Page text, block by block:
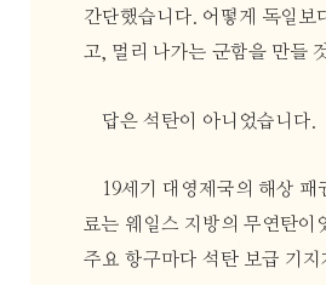
간단했습니다. 어떻게 독일보
고, 멀리 나가는 군함을 만들
답은 석탄이 아니었습니다.
19세기 대영제국의 해상 패
료는 웨일스 지방의 무연탄이
주요 항구마다 석탄 보급 기지